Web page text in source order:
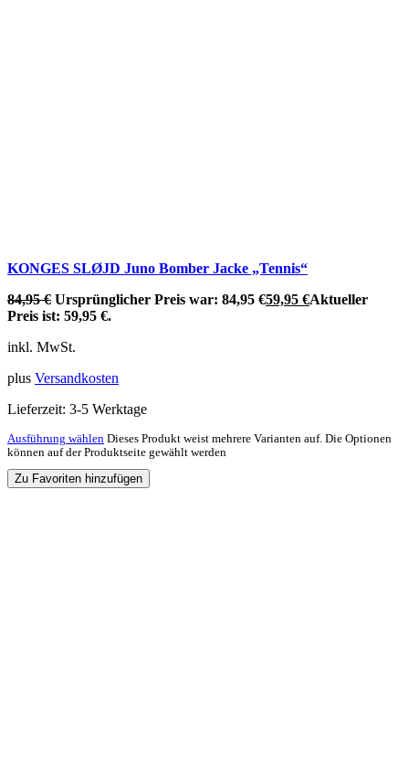
KONGES SLØJD Juno Bomber Jacke „Tennis“
84,95€ Ursprünglicher Preis war: 84,95 €59,95 €Aktueller
Preis ist: 59,95 €.
inkl. MwSt.
plus Versandkosten
Lieferzeit: 3-5 Werktage
Ausführung wählen Dieses Produkt weist mehrere Varianten auf. Die Optionen
können auf der Produktseite gewählt werden
Zu Favoriten hinzufügen